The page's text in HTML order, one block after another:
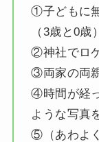
①子どもに
（3歳と0歳）
②神社でロ
③両家の両
④時間が経
ような写真
⑤（あわよ